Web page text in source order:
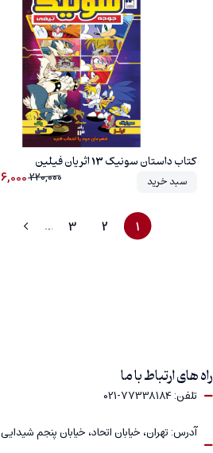
کتاب داستان سونیک 13 اثر یان فیلین
سبد خرید 220,000
1
2
3
…
راه های ارتباط با ما
تلفن: 77338184-021
آدرس: تهران، خیابان اتحاد، خیابان پنجم